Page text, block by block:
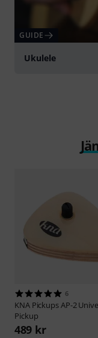
GUIDE
Ukulele
6
KNA PickupsAP-2
Pickup
489 kr